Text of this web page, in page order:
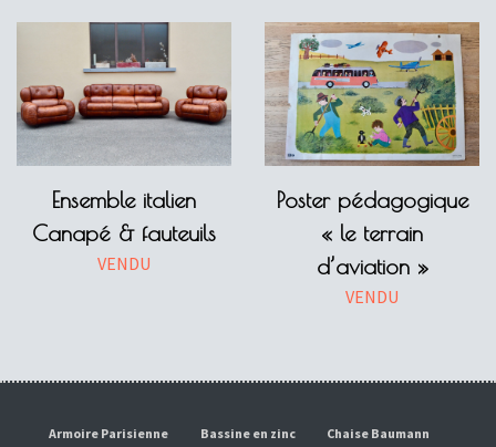
Ensemble italien
Canapé & fauteuils
VENDU
Poster pédagogique
« le terrain
d’aviation »
VENDU
Armoire Parisienne Bassine en zinc
Chaise Baumann